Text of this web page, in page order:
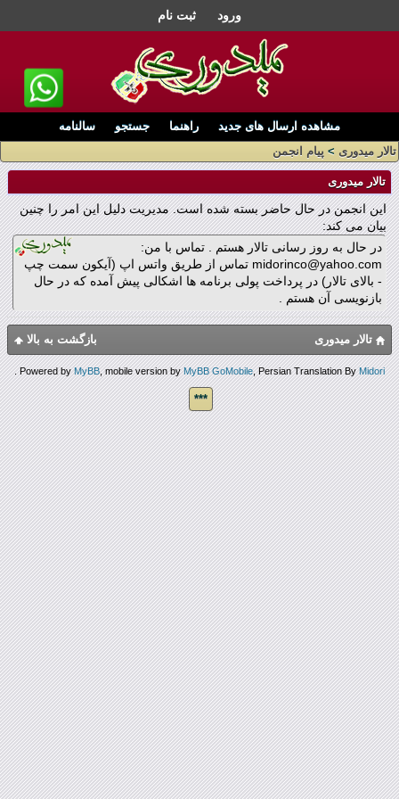
ورود ثبت نام
مشاهده ارسال های جدید راهنما جستجو
سالنامه
تالار میدوری > پیام انجمن
تالار میدوری
این انجمن در حال حاضر بسته شده است. مدیریت دلیل این امر را چنین
بیان می کند:
در حال به روز رسانی تالار هستم . تماس با من:
midorinco@yahoo.com تماس از طریق واتس اپ (آیکون سمت چپ
- بالای تالار) در پرداخت پولی برنامه ها اشکالی پیش آمده که در حال
بازنویسی آن هستم .
بازگشت به بالا تالار میدوری
Powered byMyBB, mobile version byMyBB GoMobile, Persian Translation ByMidori
.
***